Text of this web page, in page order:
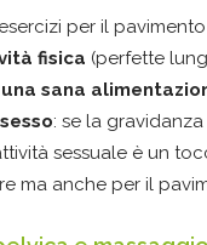
per il
fisica (perfette
una sana
: se la
sessuale è un
ma anche per il